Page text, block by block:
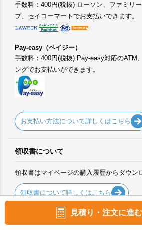
見積り・注文に進む
手数料：400円(税抜) ローソン、ファミリ
プ、セイコーマートでお支払いできます。
Pay-easy（ペイジー）
手数料：400円(税抜) Pay-easy対応のATM
ングでお支払いができます。
お支払い方法について詳しくはこちら
領収書について
領収書はマイページの購入履歴からダウン
領収書について詳しくはこちら
送料について